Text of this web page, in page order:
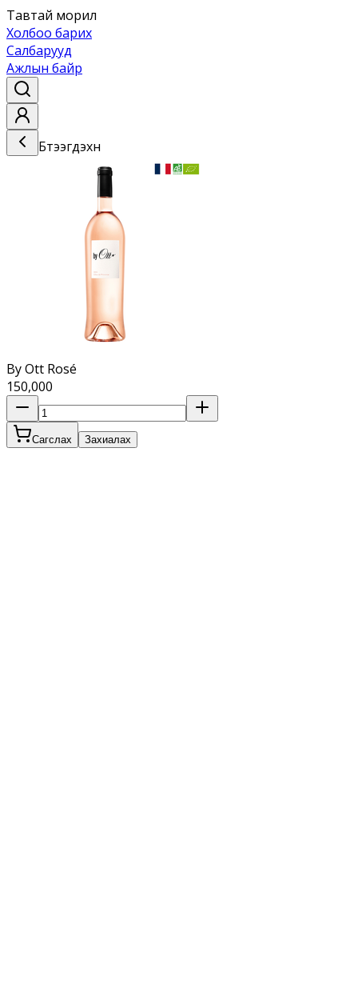
Тавтай морил
Холбоо барих
Салбарууд
Ажлын байр
Бүтээгдэхүүн
By Ott Rosé
150,000
Сагслах Захиалах